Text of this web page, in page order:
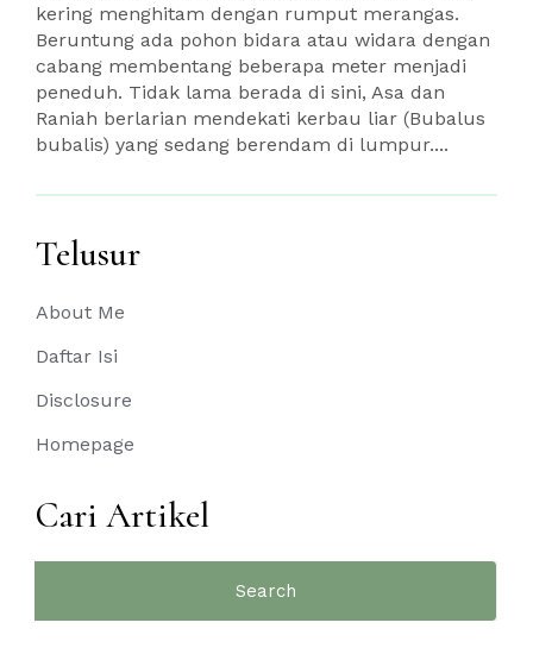
kering menghitam dengan rumput merangas.
Beruntung ada pohon bidara atau widara dengan
cabang membentang beberapa meter menjadi
peneduh. Tidak lama berada di sini, Asa dan
Raniah berlarian mendekati kerbau liar (Bubalus
bubalis) yang sedang berendam di lumpur....
Telusur
About Me
Daftar Isi
Disclosure
Homepage
Cari Artikel